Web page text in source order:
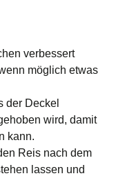
verbessert
möglich etwas
der Deckel
wird, damit
kann.
Reis nach dem
lassen und